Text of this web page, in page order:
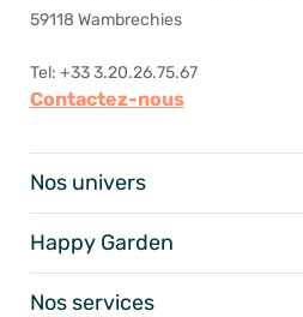
59118 Wambrechies
Tel: +33 3.20.26.75.67
Contactez-nous
Nos univers
Happy Garden
Nos services